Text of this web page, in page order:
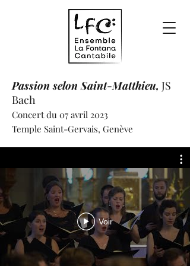
Passion selon Saint-Matthieu, JS
Bach
Concert du 07 avril 2023
Temple Saint-Gervais, Genève
Voir